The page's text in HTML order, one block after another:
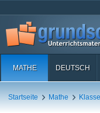
MATHE DEUTSCH
Startseite Mathe